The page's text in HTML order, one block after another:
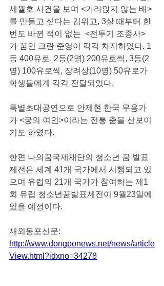
세월호 사건을 보며 <가라앉지 않는 배>
를 만들고 싶다는 김위고, 3살 때부터 한
번도 바뀐 적이 없는  <전투기 조종사>
가 꿈인 크란 준영이 각각 차지하였다. 1
등 400유로, 2등(2명) 200유로씩, 3등(2
명) 100유로씩, 장려상(10명) 50유로가
학생들에게 각각 전달되었다.
특별초대공연으로 안제현 한국 무용가
가 <궁의 여인>이라는 전통 춤을 선보이
기도 하였다.
한편 나의꿈국제재단의 청소년 꿈 발표
제전은 세계 41개 국가에서 시행되고 있
으며 유럽의 21개 국가가 참여하는 제1
회 유럽 청소년꿈발표제전이 9월23일에
있을 예정이다.
재외동포신문:
http://www.dongponews.net/news/article
View.html?idxno=34278